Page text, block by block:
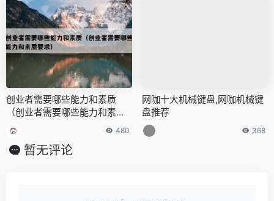
创业者需要哪些能力和素质
（创业者需要哪些能力和素质
要求）
480
网咖十大机械键盘,网咖机械键
盘推荐
368
暂无评论